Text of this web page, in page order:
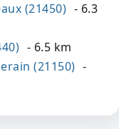
(21450) - 6.3
- 6.5 km
(21150) -